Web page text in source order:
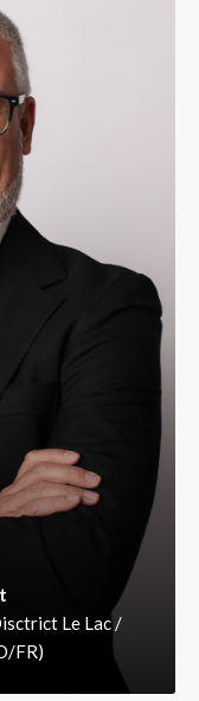
Le Lac /
FR)